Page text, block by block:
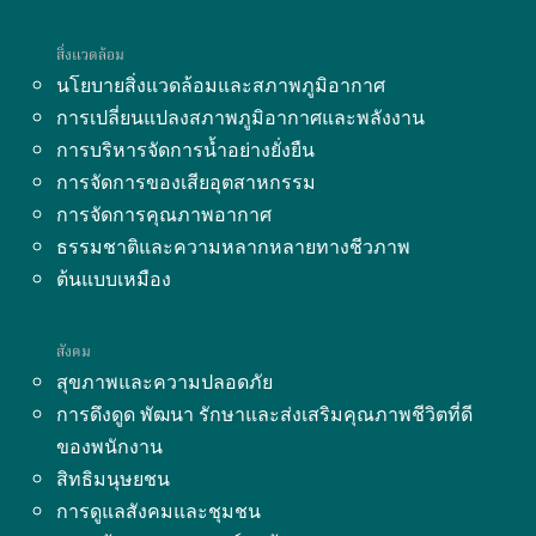
สิ่งแวดล้อม
นโยบายสิ่งแวดล้อมและสภาพภูมิอากาศ
การเปลี่ยนแปลงสภาพภูมิอากาศและพลังงาน
การบริหารจัดการน้ำอย่างยั่งยืน
การจัดการของเสียอุตสาหกรรม
การจัดการคุณภาพอากาศ
ธรรมชาติและความหลากหลายทางชีวภาพ
ต้นแบบเหมือง
สังคม
สุขภาพและความปลอดภัย
การดึงดูด พัฒนา รักษาและส่งเสริมคุณภาพชีวิตที่ดี
ของพนักงาน
สิทธิมนุษยชน
การดูแลสังคมและชุมชน